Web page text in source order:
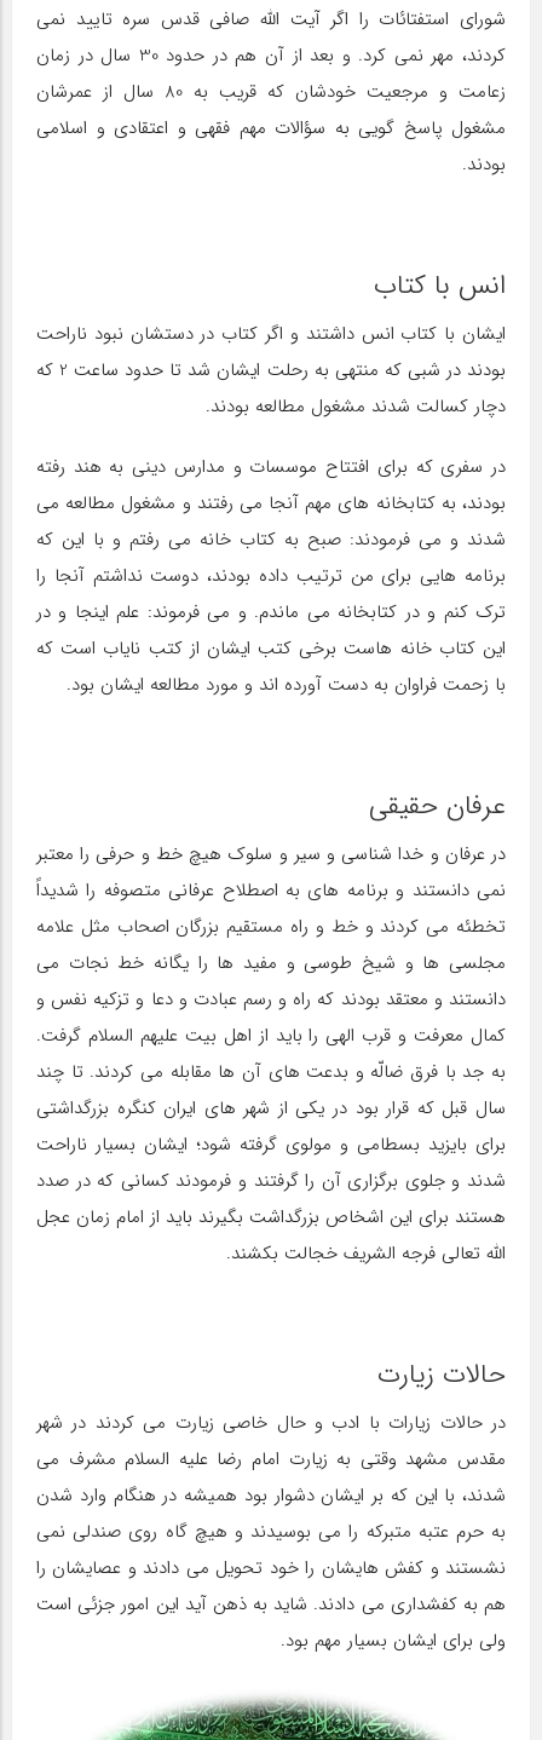
شورای استفتائات را اگر آیت الله صافی قدس سره تایید نمی
کردند، مهر نمی کرد. و بعد از آن هم در حدود 30 سال در زمان
زعامت و مرجعیت خودشان که قریب به 80 سال از عمرشان
مشغول پاسخ گویی به سؤالات مهم فقهی و اعتقادی و اسلامی
بودند.
انس با کتاب
ایشان با کتاب انس داشتند و اگر کتاب در دستشان نبود ناراحت
بودند در شبی که منتهی به رحلت ایشان شد تا حدود ساعت 2 که
دچار کسالت شدند مشغول مطالعه بودند.
در سفری که برای افتتاح موسسات و مدارس دینی به هند رفته
بودند، به کتابخانه های مهم آنجا می رفتند و مشغول مطالعه می
شدند و می فرمودند: صبح به کتاب خانه می رفتم و با این که
برنامه هایی برای من ترتیب داده بودند، دوست نداشتم آنجا را
ترک کنم و در کتابخانه می ماندم. و می فرموند: علم اینجا و در
این کتاب خانه هاست برخی کتب ایشان از کتب نایاب است که
با زحمت فراوان به دست آورده اند و مورد مطالعه ایشان بود.
عرفان حقیقی
در عرفان و خدا شناسی و سیر و سلوک هیچ خط و حرفی را معتبر
نمی دانستند و برنامه های به اصطلاح عرفانی متصوفه را شدیداً
تخطئه می کردند و خط و راه مستقیم بزرگان اصحاب مثل علامه
مجلسی ها و شیخ طوسی و مفید ها را یگانه خط نجات می
دانستند و معتقد بودند که راه و رسم عبادت و دعا و تزکیه نفس و
کمال معرفت و قرب الهی را باید از اهل بیت علیهم السلام گرفت.
به جد با فرق ضالّه و بدعت های آن ها مقابله می کردند. تا چند
سال قبل که قرار بود در یکی از شهر های ایران کنگره بزرگداشتی
برای بایزید بسطامی و مولوی گرفته شود؛ ایشان بسیار ناراحت
شدند و جلوی برگزاری آن را گرفتند و فرمودند کسانی که در صدد
هستند برای این اشخاص بزرگداشت بگیرند باید از امام زمان عجل
الله تعالی فرجه الشریف خجالت بکشند.
حالات زیارت
در حالات زیارات با ادب و حال خاصی زیارت می کردند در شهر
مقدس مشهد وقتی به زیارت امام رضا علیه السلام مشرف می
شدند، با این که بر ایشان دشوار بود همیشه در هنگام وارد شدن
به حرم عتبه متبرکه را می بوسیدند و هیچ گاه روی صندلی نمی
نشستند و کفش هایشان را خود تحویل می دادند و عصایشان را
هم به کفشداری می دادند. شاید به ذهن آید این امور جزئی است
ولی برای ایشان بسیار مهم بود.